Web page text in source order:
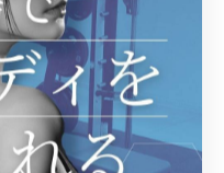
技術向上が期待できま
ねることで、ゴルフの
ができるのが大きな魅